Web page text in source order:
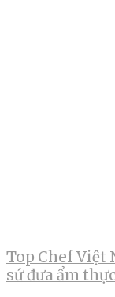
Top Chef Việt
sứ đưa ẩm